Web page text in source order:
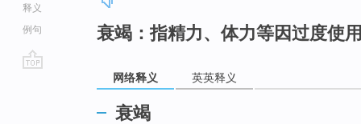
释义
例句
衰竭：指精力、体力等因过度使
网络释义 英英释义
衰竭